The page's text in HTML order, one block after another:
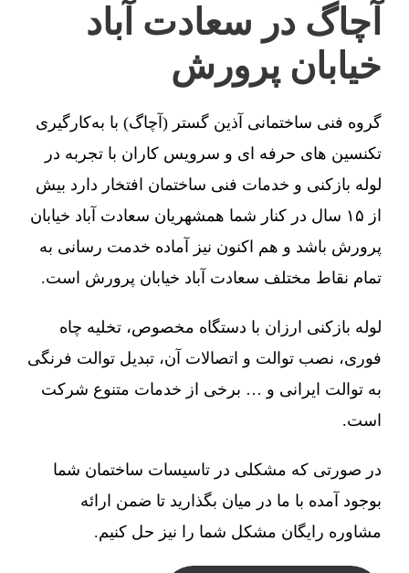
آچاگ در سعادت آباد
خیابان پرورش
گروه فنی ساختمانی آذین گستر (آچاگ) با به‌کارگیری
تکنسین های حرفه ای و سرویس کاران با تجربه در
لوله بازکنی و خدمات فنی ساختمان افتخار دارد بیش
از ۱۵ سال در کنار شما همشهریان سعادت آباد خیابان
پرورش باشد و هم اکنون نیز آماده خدمت رسانی به
تمام نقاط مختلف سعادت آباد خیابان پرورش است.
لوله بازکنی ارزان با دستگاه مخصوص، تخلیه چاه
فوری، نصب توالت و اتصالات آن، تبدیل توالت فرنگی
به توالت ایرانی و … برخی از خدمات متنوع شرکت
است.
در صورتی که مشکلی در تاسیسات ساختمان شما
بوجود آمده با ما در میان بگذارید تا ضمن ارائه
مشاوره رایگان مشکل شما را نیز حل کنیم.